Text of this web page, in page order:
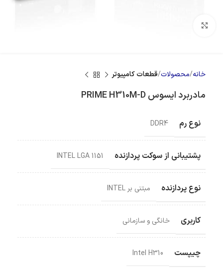
خانه محصولات قطعات کامپیوتر
مادربرد ایسوس PRIME H310M-D
نوع رم DDR4
پشتیبانی از سوکت پردازنده INTEL LGA 1151
نوع پردازنده مبتنی بر INTEL
کاربری خانگی و سازمانی
چیپست Intel H310